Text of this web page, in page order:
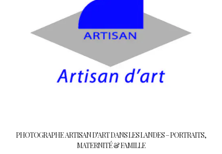
PHOTOGRAPHE ARTISAN D’ART DANS LES LANDES – PORTRAITS,
MATERNITÉ & FAMILLE